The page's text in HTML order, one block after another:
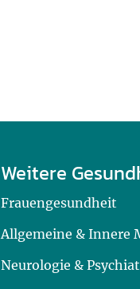
Weitere
Frauengesundheit
Allgemeine & Innere
Neurologie &